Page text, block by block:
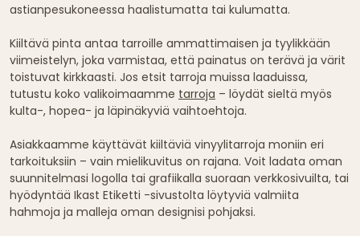
astianpesukoneessa haalistumatta tai kulumatta.
Kiiltävä pinta antaa tarroille ammattimaisen ja tyylikkään
viimeistelyn, joka varmistaa, että painatus on terävä ja värit
toistuvat kirkkaasti. Jos etsit tarroja muissa laaduissa,
tutustu koko valikoimaamme tarroja – löydät sieltä myös
kulta-, hopea- ja läpinäkyviä vaihtoehtoja.
Asiakkaamme käyttävät kiiltäviä vinyylitarroja moniin eri
tarkoituksiin – vain mielikuvitus on rajana. Voit ladata oman
suunnitelmasi logolla tai grafiikalla suoraan verkkosivuilta, tai
hyödyntää Ikast Etiketti -sivustolta löytyviä valmiita
hahmoja ja malleja oman designisi pohjaksi.